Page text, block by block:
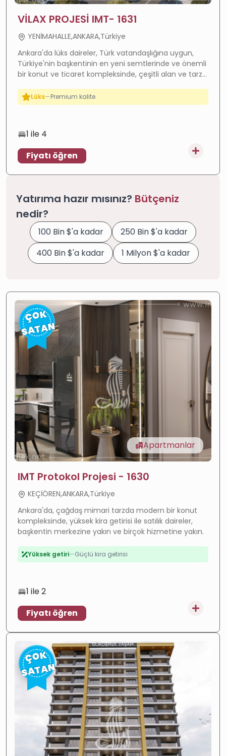
VİLAX PROJESİ IMT- 1631
YENİMAHALLE,ANKARA,Türkiye
Ankara'da lüks daireler, Türk vatandaşlığına uygun,
Türkiye'nin başkentinin en yeni semtlerinde ve önemli
bir konut ve ticaret kompleksinde, çeşitli alan ve tarz
Değer artışı — Hızla gelişen bölge
Yüksek getiri
—
Güçlü kira getirisi
Vatandaşlık—Vatandaşlığa uygun
Taksitli—Esnek ödeme
1 ile 4
Fiyatı öğren
Yatırıma hazır mısınız? Bütçeniz
nedir?
100 Bin $'a kadar
250 Bin $'a kadar
400 Bin $'a kadar
1 Milyon $'a kadar
ÇOK
SATAN
Apartmanlar
IMT Protokol Projesi - 1630
KEÇİÖREN,ANKARA,Türkiye
Ankara'da, çağdaş mimari tarzda modern bir konut
kompleksinde, yüksek kira getirisi ile satılık daireler,
başkentin merkezine yakın ve birçok hizmetine yakın.
Değer artışı
Hızla gelişen bölge
Yüksek getiri—Güçlü kira getirisi
1 ile 2
Fiyatı öğren
ÇOK
SATAN